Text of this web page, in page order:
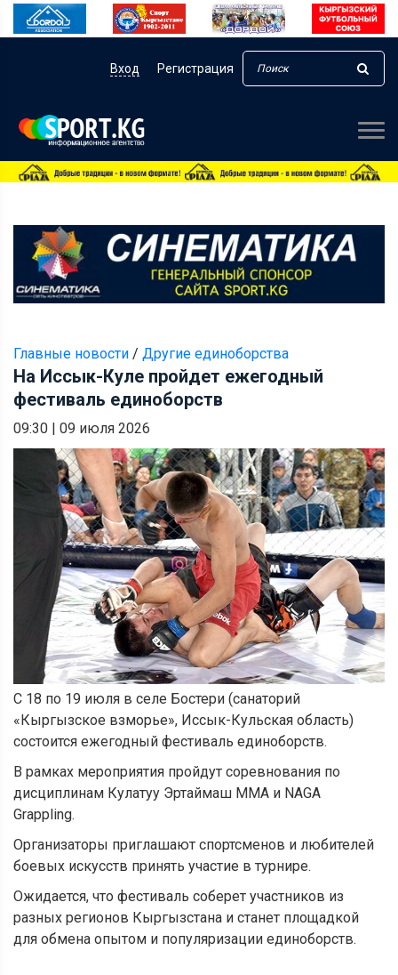
Вход Регистрация
Главные новости / Другие единоборства
На Иссык-Куле пройдет ежегодный
фестиваль единоборств
09:30 | 09 июля 2026
С 18 по 19 июля в селе Бостери (санаторий
«Кыргызское взморье», Иссык-Кульская область)
состоится ежегодный фестиваль единоборств.
В рамках мероприятия пройдут соревнования по
дисциплинам Кулатуу Эртаймаш MMA и NAGA
Grappling.
Организаторы приглашают спортсменов и любителей
боевых искусств принять участие в турнире.
Ожидается, что фестиваль соберет участников из
разных регионов Кыргызстана и станет площадкой
для обмена опытом и популяризации единоборств.